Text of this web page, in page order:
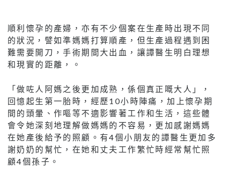
順利懷孕的產婦，亦有不少個案在生產時出現不同
的狀況，譬如準媽媽打算順產，但生產過程遇到困
難需要開刀，手術期間大出血，讓譚醫生明白理想
和現實的距離，。
「做咗人阿媽之後更加成熟，係個真正嘅大人」，
回憶起生第一胎時，經歷10小時陣痛，加上懷孕期
間的頭暈、作嘔等不適影響著工作和生活，這些體
會令她深刻地理解做媽媽的不容易，更加感謝媽媽
在她產後給予的照顧。有4個小朋友的譚醫生更加多
謝奶奶的幫忙，在她和丈夫工作繁忙時經常幫忙照
顧4個孫子。